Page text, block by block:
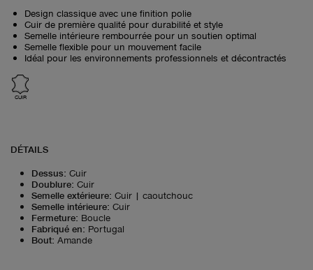
Design classique avec une finition polie
Cuir de première qualité pour durabilité et style
Semelle intérieure rembourrée pour un soutien optimal
Semelle flexible pour un mouvement facile
Idéal pour les environnements professionnels et décontractés
CUIR
DÉTAILS
Dessus: Cuir
Doublure: Cuir
Semelle extérieure: Cuir | caoutchouc
Semelle intérieure: Cuir
Fermeture: Boucle
Fabriqué en: Portugal
Bout: Amande